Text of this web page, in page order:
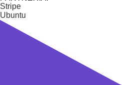
Stripe
Ubuntu